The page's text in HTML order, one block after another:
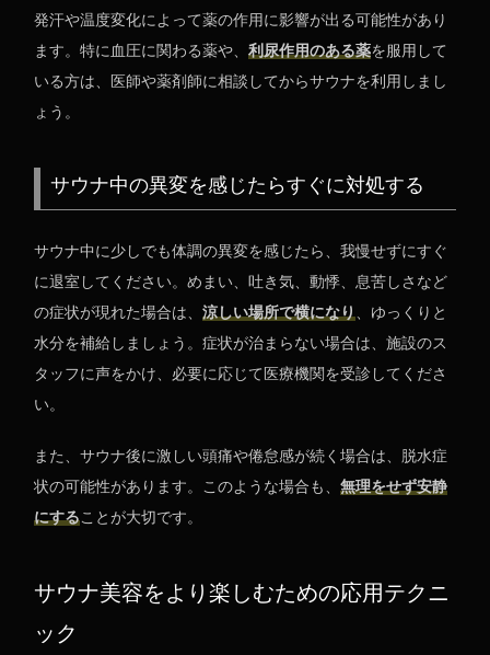
発汗や温度変化によって薬の作用に影響が出る可能性があり
ます。特に血圧に関わる薬や、利尿作用のある薬を服用して
いる方は、医師や薬剤師に相談してからサウナを利用しまし
ょう。
サウナ中の異変を感じたらすぐに対処する
サウナ中に少しでも体調の異変を感じたら、我慢せずにすぐ
に退室してください。めまい、吐き気、動悸、息苦しさなど
の症状が現れた場合は、涼しい場所で横になり、ゆっくりと
水分を補給しましょう。症状が治まらない場合は、施設のス
タッフに声をかけ、必要に応じて医療機関を受診してくださ
い。
また、サウナ後に激しい頭痛や倦怠感が続く場合は、脱水症
状の可能性があります。このような場合も、無理をせず安静
にすることが大切です。
サウナ美容をより楽しむための応用テクニ
ック